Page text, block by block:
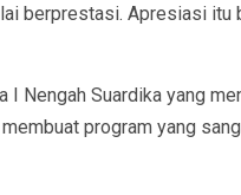
berprestasi. Apresiasi itu
I Nengah Suardika yang
program yang